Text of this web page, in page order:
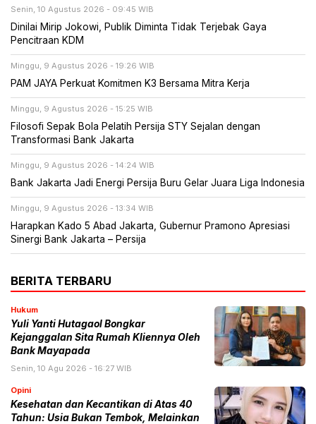
Senin, 10 Agustus 2026 - 09:45 WIB
Dinilai Mirip Jokowi, Publik Diminta Tidak Terjebak Gaya
Pencitraan KDM
Minggu, 9 Agustus 2026 - 19:26 WIB
PAM JAYA Perkuat Komitmen K3 Bersama Mitra Kerja
Minggu, 9 Agustus 2026 - 15:25 WIB
Filosofi Sepak Bola Pelatih Persija STY Sejalan dengan
Transformasi Bank Jakarta
Minggu, 9 Agustus 2026 - 14:24 WIB
Bank Jakarta Jadi Energi Persija Buru Gelar Juara Liga Indonesia
Minggu, 9 Agustus 2026 - 13:34 WIB
Harapkan Kado 5 Abad Jakarta, Gubernur Pramono Apresiasi
Sinergi Bank Jakarta – Persija
BERITA TERBARU
Hukum
Yuli Yanti Hutagaol Bongkar
Kejanggalan Sita Rumah Kliennya Oleh
Bank Mayapada
Senin, 10 Agu 2026 - 16:27 WIB
Opini
Kesehatan dan Kecantikan di Atas 40
Tahun: Usia Bukan Tembok, Melainkan